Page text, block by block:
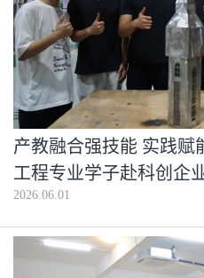
产教融合强技能 实践
工程专业学子赴科创企
2026.06.01